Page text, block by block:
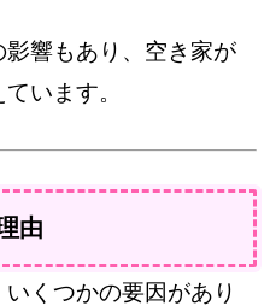
響もあり、空き家が
います。
由
くつかの要因があり